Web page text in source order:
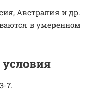
Австралия и др.
в умеренном
7.